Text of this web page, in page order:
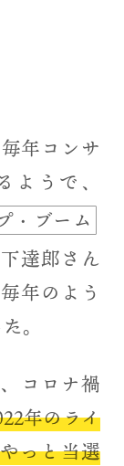
年コンサ
うで、
・ブーム
達郎さん
年のよう
。
コロナ禍
年のライ
っと当選